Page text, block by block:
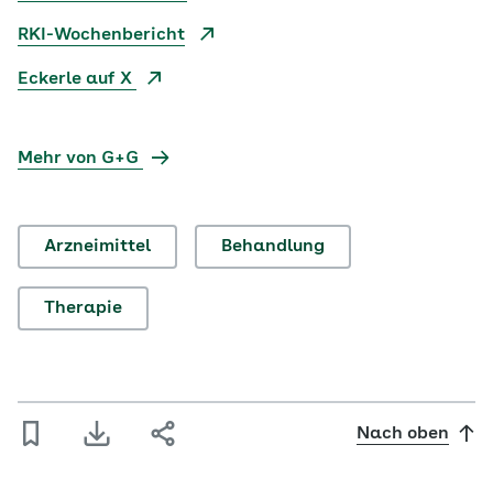
RKI-Wochenbericht
Eckerle auf X
Mehr von G+G
Arzneimittel Behandlung
Therapie
Nach oben